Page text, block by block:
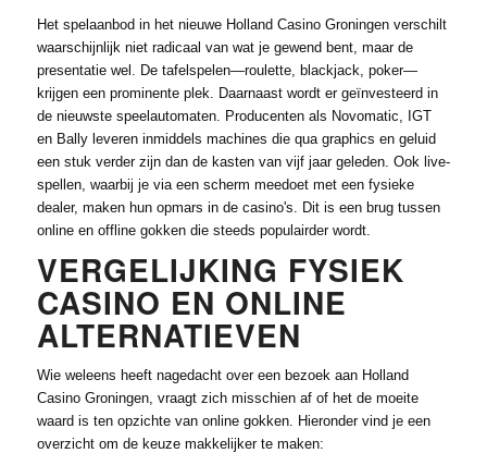
Het spelaanbod in het nieuwe Holland Casino Groningen verschilt
waarschijnlijk niet radicaal van wat je gewend bent, maar de
presentatie wel. De tafelspelen—roulette, blackjack, poker—
krijgen een prominente plek. Daarnaast wordt er geïnvesteerd in
de nieuwste speelautomaten. Producenten als Novomatic, IGT
en Bally leveren inmiddels machines die qua graphics en geluid
een stuk verder zijn dan de kasten van vijf jaar geleden. Ook live-
spellen, waarbij je via een scherm meedoet met een fysieke
dealer, maken hun opmars in de casino's. Dit is een brug tussen
online en offline gokken die steeds populairder wordt.
VERGELIJKING FYSIEK
CASINO EN ONLINE
ALTERNATIEVEN
Wie weleens heeft nagedacht over een bezoek aan Holland
Casino Groningen, vraagt zich misschien af of het de moeite
waard is ten opzichte van online gokken. Hieronder vind je een
overzicht om de keuze makkelijker te maken: